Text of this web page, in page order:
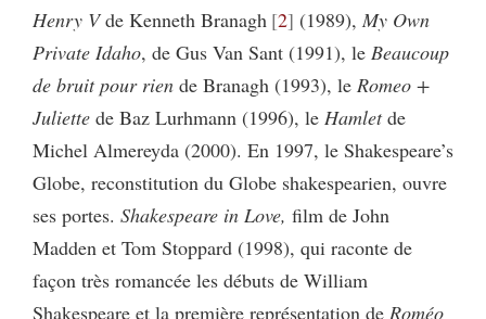
Henry Vde Kenneth Branagh 2 (1989), My Own
Private Idaho, de Gus Van Sant (1991), le Beaucoup
de bruit pour rien de Branagh (1993), le Romeo +
Juliette de Baz Lurhmann (1996), le Hamletde
Michel Almereyda (2000). En 1997, le Shakespeare’s
Globe, reconstitution du Globe shakespearien, ouvre
ses portes. Shakespeare in Love, film de John
Madden et Tom Stoppard (1998), qui raconte de
façon très romancée les débuts de William
Shakespeare et la première représentation de Roméo